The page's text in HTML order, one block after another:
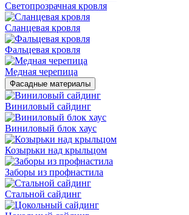
Светопрозрачная кровля
Сланцевая кровля
Фальцевая кровля
Медная черепица
Фасадные материалы
Виниловый сайдинг
Виниловый блок хаус
Козырьки над крыльцом
Заборы из профнастила
Стальной сайдинг